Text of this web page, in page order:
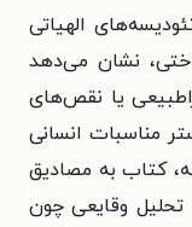
الهیاتی
نشان می‌دهد
یا نقص‌های
مناسبات انسانی
کتاب به مصادیق
تحلیل وقایعی چون